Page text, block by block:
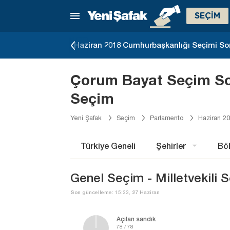
SEÇİM
Haziran 2018 Cumhurbaşkanlığı Seçimi
Çorum Bayat Seçim
Seçim
Yeni Şafak Seçim Parlamento Haziran
Türkiye Geneli Şehirler
Genel Seçim - Milletvekili
Son güncelleme: 15:33, 27 Haziran
Açılan sandık
78 / 78